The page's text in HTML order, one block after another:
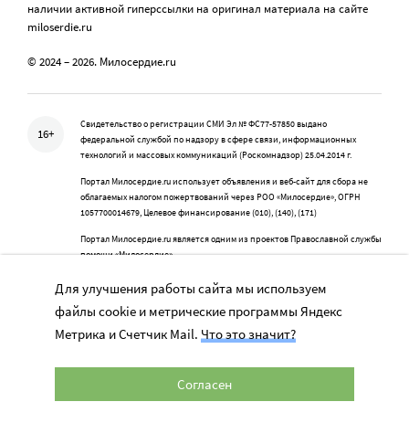
наличии активной гиперссылки на оригинал материала на сайте
miloserdie.ru
© 2024 – 2026. Милосердие.ru
16+
Свидетельство о регистрации СМИ Эл № ФС77-57850 выдано
федеральной службой по надзору в сфере связи, информационных
технологий и массовых коммуникаций (Роскомнадзор) 25.04.2014 г.
Портал Милосердие.ru использует объявления и веб-сайт для сбора не
облагаемых налогом пожертвований через РОО «Милосердие», ОГРН
1057700014679, Целевое финансирование (010), (140), (171)
Портал Милосердие.ru является одним из проектов Православной службы
помощи «Милосердие»
Учредитель: АНО «Издательский центр «Нескучный сад»
Главный редактор: Данилова Ю.К.
Для улучшения работы сайта мы используем
файлы cookie и метрические программы Яндекс
Метрика и Счетчик Mail. Что это значит?
Согласен